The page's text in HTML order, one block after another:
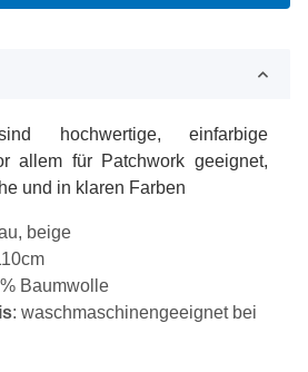
hochwertige, einfarbige
allem für Patchwork geeignet,
und in klaren Farben
beige
Baumwolle
: waschmaschinengeeignet bei